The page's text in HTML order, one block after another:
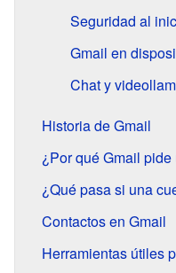
Seguridad al
Gmail en
Chat y
Historia de Gmail
¿Por qué Gmail
¿Qué pasa si una
Contactos en Gmail
Herramientas útiles